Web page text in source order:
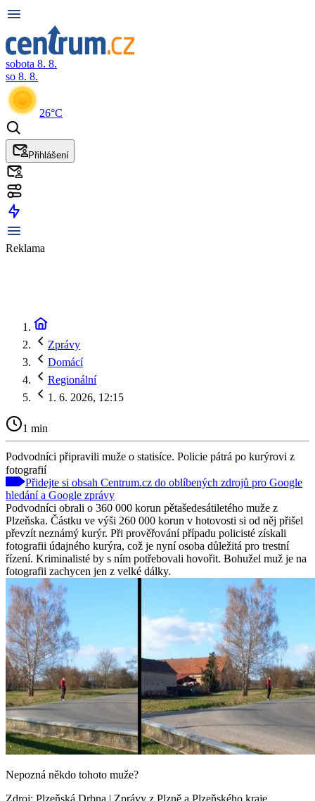
sobota 8. 8.
so 8. 8.
26°C
Přihlášení
Reklama
Zprávy
Domácí
Regionální
1. 6. 2026, 12:15
1 min
Podvodníci připravili muže o statisíce. Policie pátrá po kurýrovi z
fotografií
Přidejte si obsah Centrum.cz do oblíbených zdrojů pro Google
hledání a Google zprávy
Podvodníci obrali o 360 000 korun pětašedesátiletého muže z
Plzeňska. Částku ve výši 260 000 korun v hotovosti si od něj přišel
převzít neznámý kurýr. Při prověřování případu policisté získali
fotografii údajného kurýra, což je nyní osoba důležitá pro trestní
řízení. Kriminalisté by s ním potřebovali hovořit. Bohužel muž je na
fotografii zachycen jen z velké dálky.
Nepozná někdo tohoto muže?
Zdroj: Plzeňská Drbna | Zprávy z Plzně a Plzeňského kraje